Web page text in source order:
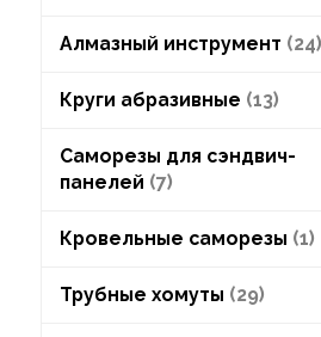
Алмазный инструмент 24
Круги абразивные 13
Саморезы для сэндвич-
панелей 7
Кровельные саморезы 1
Трубные хомуты 29